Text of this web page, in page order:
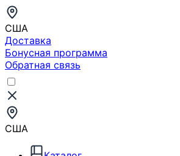
США
Доставка
Бонусная программа
Обратная связь
США